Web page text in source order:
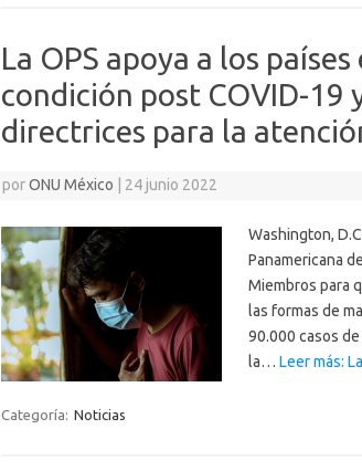
La OPS apoya a los
condición post COVID-19
directrices para la
porONU México 24 junio 2022
Washington,
Panamericana
Miembros para
las formas de
90.000 casos
la… Leer más:
Categoría: Noticias